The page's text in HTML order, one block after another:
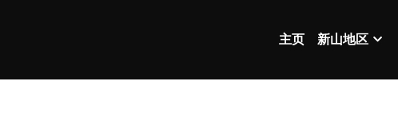
主页 新山地区